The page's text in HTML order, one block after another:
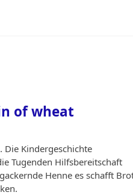
of wheat
Die Kindergeschichte
Tugenden Hilfsbereitschaft
Henne es schafft